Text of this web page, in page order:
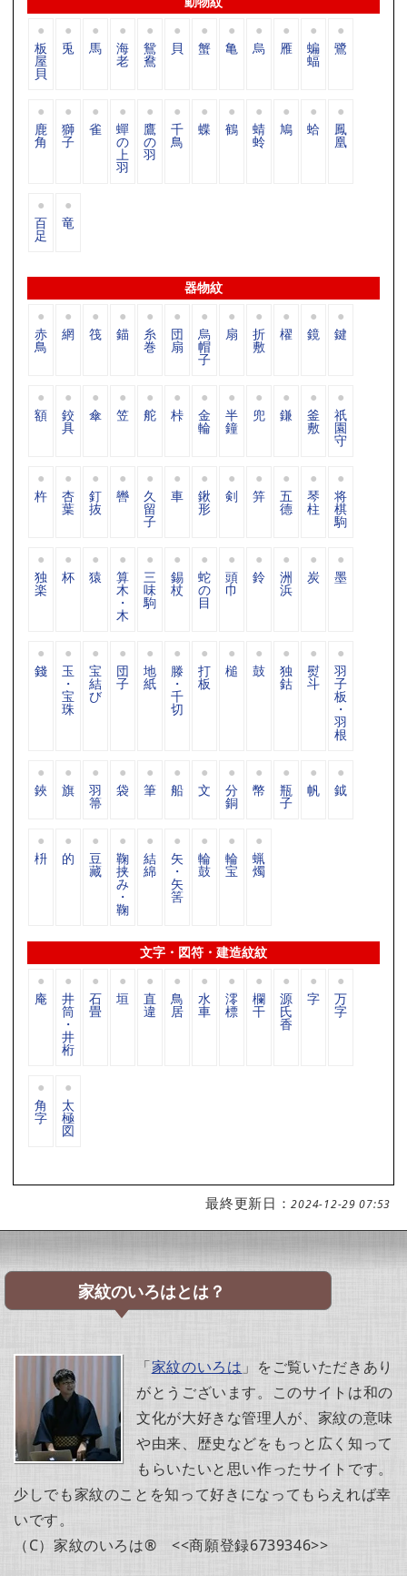
板
屋
貝
兎 馬 海
老
鴛
鴦
貝 蟹 亀 烏 雁 蝙
蝠
鷺
鹿
角
獅
子
雀 蟬
の
上
羽
鷹
の
羽
千
鳥
蝶 鶴 蜻
蛉
鳩 蛤 鳳
凰
百
足
竜
器物紋
赤
鳥
網 筏 錨 糸
巻
団
扇
烏
帽
子
扇 折
敷
櫂 鏡 鍵
額 鉸
具
傘 笠 舵 桛 金
輪
半
鐘
兜 鎌 釜
敷
祇
園
守
杵 杏
葉
釘
抜
轡 久
留
子
車 鍬
形
剣 笄 五
德
琴
柱
将
棋
駒
独
楽
杯 猿 算
木
・
木
三
味
駒
錫
杖
蛇
の
目
頭
巾
鈴 洲
浜
炭 墨
錢 玉
・
宝
珠
宝
結
び
団
子
地
紙
滕
・
千
切
打
板
槌 鼓 独
鈷
熨
斗
羽
子
板
・
羽
根
鋏 旗 羽
箒
袋 筆 船 文 分
銅
幣 瓶
子
帆 鉞
枡 的 豆
藏
鞠
挟
み
・
鞠
結
綿
矢
・
矢
筈
輪
鼓
輪
宝
蝋
燭
文字・図符・建造紋紋
庵 井
筒
・
井
桁
石
畳
垣 直
違
鳥
居
水
車
澪
標
欄
干
源
氏
香
字 万
字
角
字
太
極
図
最終更新日：2024-12-29 07:53
家紋のいろはとは？
「家紋のいろは 」をご覧いただきあり
がとうございます。このサイトは和の
文化が大好きな管理人が、家紋の意味
や由来、歴史などをもっと広く知って
もらいたいと思い作ったサイトです。
少しでも家紋のことを知って好きになってもらえれば幸
いです。
（C）家紋のいろは® <<商願登録6739346>>